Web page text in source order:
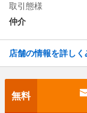
取引態様
仲介
店舗の情報を詳しく
無料